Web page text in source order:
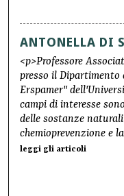
ANTONELLA DI
<p>Professore
presso il Dipartimento
Erspamer"
campi di interesse
delle sostanze
chemioprevenzione e
leggi gli articoli